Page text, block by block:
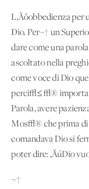
L‚Äôobbedienza per
Dio. Per¬† un
dare come una
ascoltato nella
come voce di Dio
perci√≤ √®
Parola, avere
Mos√® che prima di
comandava Dio si
poter dire: ‚ÄúDio
¬†